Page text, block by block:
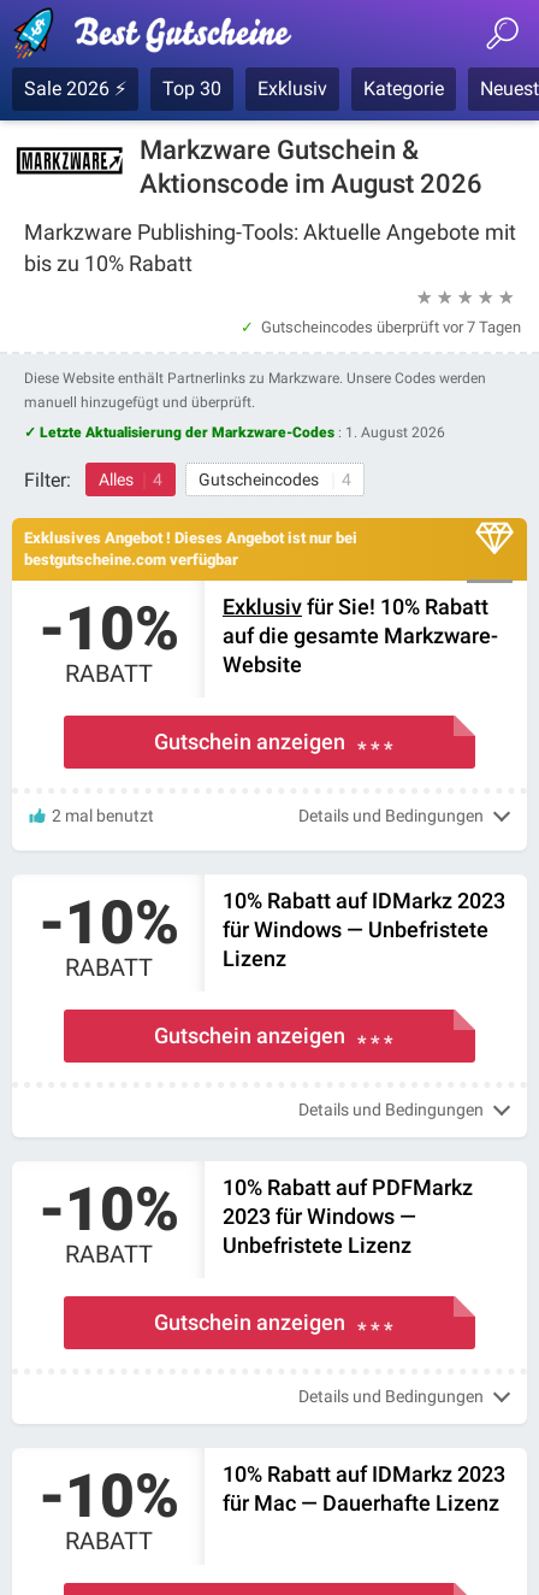
Sale 2026 ⚡ Top 30 Exklusiv Kategorie
Markzware Gutschein &
Aktionscode im August 2026
Markzware Publishing-Tools: Aktuelle Angebote mit
bis zu 10% Rabatt
★
★
★
★
★
Gutscheincodes überprüft vor 7 Tagen
Diese Website enthält Partnerlinks zu Markzware. Unsere Codes werden
manuell hinzugefügt und überprüft.
✓ Letzte Aktualisierung der Markzware-Codes : 1. August 2026
Filter: Alles 4 Gutscheincodes 4
Exklusives Angebot ! Dieses Angebot ist nur bei
bestgutscheine.com verfügbar
-10%
RABATT
Exklusivfür Sie! 10% Rabatt
auf die gesamte Markzware-
Website
Gutschein anzeigen * * *
2 mal benutzt Details und Bedingungen
-10%
RABATT
10% Rabatt auf IDMarkz 2023
für Windows — Unbefristete
Lizenz
Gutschein anzeigen * * *
Details und Bedingungen
-10%
RABATT
10% Rabatt auf PDFMarkz
2023 für Windows —
Unbefristete Lizenz
Gutschein anzeigen * * *
Details und Bedingungen
-10%
RABATT
10% Rabatt auf IDMarkz 2023
für Mac — Dauerhafte Lizenz